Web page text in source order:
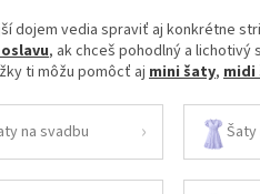
dojem vedia spraviť aj konkrétne
, ak chceš pohodlný a
ti môžu pomôcť aj mini šaty, midi
na svadbu Šaty